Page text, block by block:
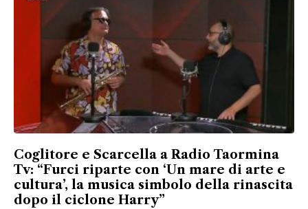
Coglitore e Scarcella a Radio Taormina
Tv: “Furci riparte con ‘Un mare di arte e
cultura’, la musica simbolo della rinascita
dopo il ciclone Harry”